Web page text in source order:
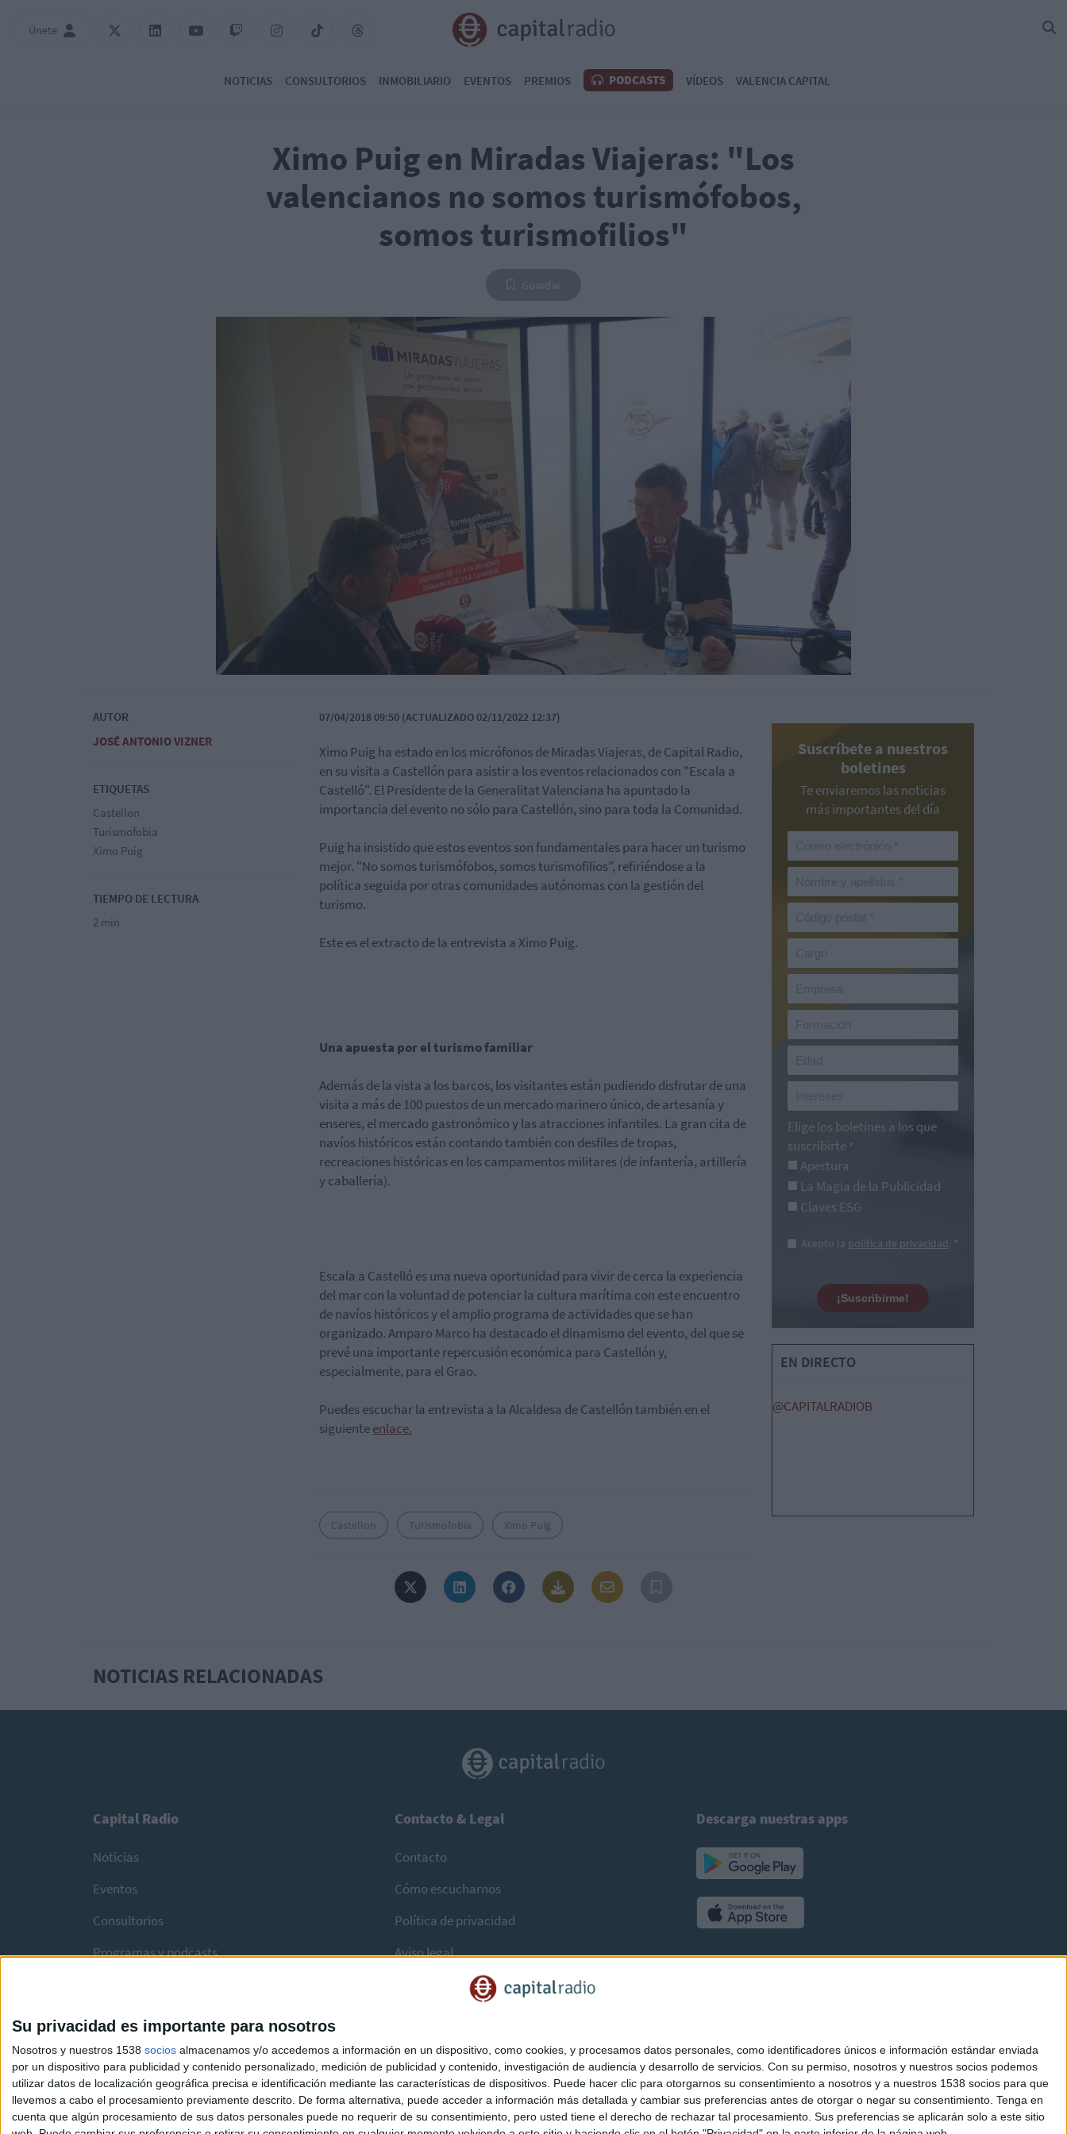
Su privacidad es importante para nosotros
Nosotros y nuestros 1538 socios almacenamos y/o accedemos a información en un dispositivo, como cookies, y procesamos datos personales, como identificadores únicos e información estándar enviada
por un dispositivo para publicidad y contenido personalizado, medición de publicidad y contenido, investigación de audiencia y desarrollo de servicios. Con su permiso, nosotros y nuestros socios podemos
utilizar datos de localización geográfica precisa e identificación mediante las características de dispositivos. Puede hacer clic para otorgarnos su consentimiento a nosotros y a nuestros 1538 socios para que
llevemos a cabo el procesamiento previamente descrito. De forma alternativa, puede acceder a información más detallada y cambiar sus preferencias antes de otorgar o negar su consentimiento. Tenga en
cuenta que algún procesamiento de sus datos personales puede no requerir de su consentimiento, pero usted tiene el derecho de rechazar tal procesamiento. Sus preferencias se aplicarán solo a este sitio
Únete
NOTICIAS CONSULTORIOS INMOBILIARIO EVENTOS PREMIOS PODCASTS VÍDEOS VALENCIA CAPITAL
Ximo Puig en Miradas Viajeras: "Los
valencianos no somos turismófobos,
somos turismofilios"
AUTOR
JOSÉ ANTONIO VIZNER
ETIQUETAS
Castellon
Turismofobia
Ximo Puig
TIEMPO DE LECTURA
2 min
07/04/2018 09:50 (ACTUALIZADO 02/11/2022 12:37)
Ximo Puig ha estado en los micrófonos de Miradas Viajeras, de Capital Radio,
en su visita a Castellón para asistir a los eventos relacionados con "Escala a
Castelló". El Presidente de la Generalitat Valenciana ha apuntado la
importancia del evento no sólo para Castellón, sino para toda la Comunidad.
Puig ha insistido que estos eventos son fundamentales para hacer un turismo
mejor. "No somos turismófobos, somos turismofilios", refiriéndose a la
política seguida por otras comunidades autónomas con la gestión del
turismo.
Este es el extracto de la entrevista a Ximo Puig.
Una apuesta por el turismo familiar
Además de la vista a los barcos, los visitantes están pudiendo disfrutar de una
visita a más de 100 puestos de un mercado marinero único, de artesanía y
enseres, el mercado gastronómico y las atracciones infantiles. La gran cita de
navíos históricos están contando también con desfiles de tropas,
recreaciones históricas en los campamentos militares (de infantería, artillería
y caballería).
Escala a Castelló es una nueva oportunidad para vivir de cerca la experiencia
del mar con la voluntad de potenciar la cultura marítima con este encuentro
de navíos históricos y el amplio programa de actividades que se han
organizado. Amparo Marco ha destacado el dinamismo del evento, del que se
prevé una importante repercusión económica para Castellón y,
especialmente, para el Grao.
Puedes escuchar la entrevista a la Alcaldesa de Castellón también en el
siguienteenlace.
Castellon Turismofobia Ximo Puig
Suscríbete a nuestros
boletines
Te enviaremos las noticias
más importantes del día
Elige los boletines a los que
suscribirte *
Apertura
La Magia de la Publicidad
Claves ESG
Acepto la política de privacidad. *
¡Suscribirme!
EN DIRECTO
@CAPITALRADIOB
NOTICIAS RELACIONADAS
Capital Radio
Noticias
Eventos
Consultorios
Programas y podcasts
Contacto & Legal
Contacto
Cómo escucharnos
Política de privacidad
Aviso legal
Descarga nuestras apps